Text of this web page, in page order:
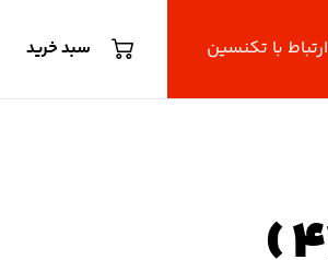
سبد خرید ارتباط با تکنسین